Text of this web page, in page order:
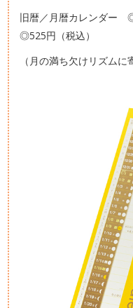
旧暦／月暦カレンダー
◎525円（税込）
（月の満ち欠けリズム